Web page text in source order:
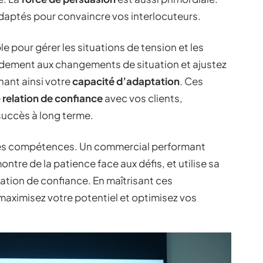
pour convaincre vos interlocuteurs.
pour gérer les situations de tension et les
aux changements de situation et ajustez
ainsi votrecapacité d’adaptation. Ces
relation de confianceavec vos clients,
à long terme.
compétences. Un commercial performant
de la patience face aux défis, et utilise sa
de confiance. En maîtrisant ces
votre potentiel et optimisez vos